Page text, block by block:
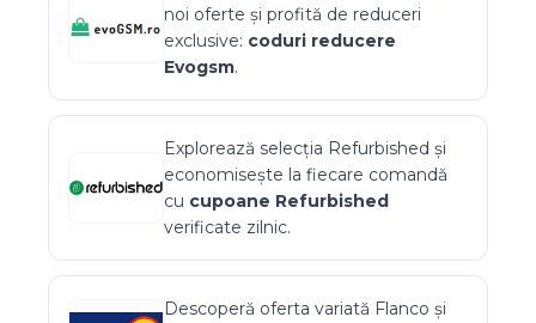
noi oferte și profită de reduceri
exclusive: coduri reducere
Evogsm.
Explorează selecția Refurbished și
economisește la fiecare comandă
cu cupoane Refurbished
verificate zilnic.
Descoperă oferta variată Flanco și